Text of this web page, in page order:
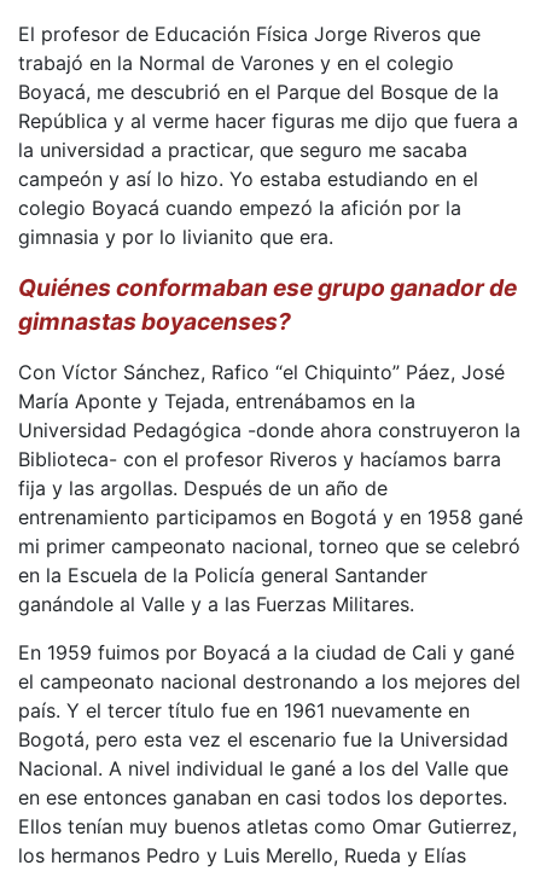
El profesor de Educación Física Jorge Riveros que
trabajó en la Normal de Varones y en el colegio
Boyacá, me descubrió en el Parque del Bosque de la
República y al verme hacer figuras me dijo que fuera a
la universidad a practicar, que seguro me sacaba
campeón y así lo hizo. Yo estaba estudiando en el
colegio Boyacá cuando empezó la afición por la
gimnasia y por lo livianito que era.
Quiénes conformaban ese grupo ganador de
gimnastas boyacenses?
Con Víctor Sánchez, Rafico “el Chiquinto” Páez, José
María Aponte y Tejada, entrenábamos en la
Universidad Pedagógica -donde ahora construyeron la
Biblioteca- con el profesor Riveros y hacíamos barra
fija y las argollas. Después de un año de
entrenamiento participamos en Bogotá y en 1958 gané
mi primer campeonato nacional, torneo que se celebró
en la Escuela de la Policía general Santander
ganándole al Valle y a las Fuerzas Militares.
En 1959 fuimos por Boyacá a la ciudad de Cali y gané
el campeonato nacional destronando a los mejores del
país. Y el tercer título fue en 1961 nuevamente en
Bogotá, pero esta vez el escenario fue la Universidad
Nacional. A nivel individual le gané a los del Valle que
en ese entonces ganaban en casi todos los deportes.
Ellos tenían muy buenos atletas como Omar Gutierrez,
los hermanos Pedro y Luis Merello, Rueda y Elías